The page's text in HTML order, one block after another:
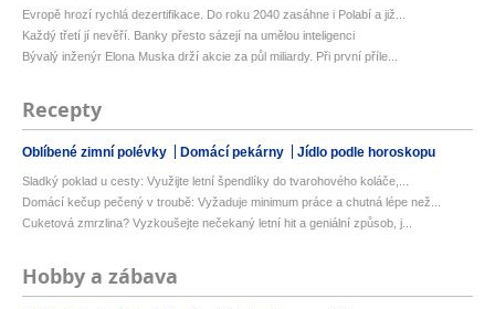
Evropě hrozí rychlá dezertifikace. Do roku 2040 zasáhne i Polabí a již...
Každý třetí jí nevěří. Banky přesto sázejí na umělou inteligenci
Bývalý inženýr Elona Muska drží akcie za půl miliardy. Při první příle...
Recepty
Oblíbené zimní polévky Domácí pekárny Jídlo podle horoskopu
Sladký poklad u cesty: Využijte letní špendlíky do tvarohového koláče,...
Domácí kečup pečený v troubě: Vyžaduje minimum práce a chutná lépe než...
Cuketová zmrzlina? Vyzkoušejte nečekaný letní hit a geniální způsob, j...
Hobby a zábava